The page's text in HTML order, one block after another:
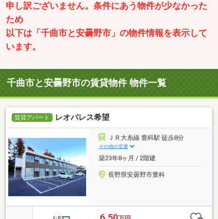
申し訳ございません。条件にあう物件が少なかった
ため
以下は「千曲市と安曇野市」の物件情報を表示して
います。
千曲市と安曇野市の賃貸物件 物件一覧
賃貸アパート レオパレス希望
ＪＲ大糸線 豊科駅 徒歩8分
その他の交通
築23年8ヶ月 / 2階建
長野県安曇野市豊科